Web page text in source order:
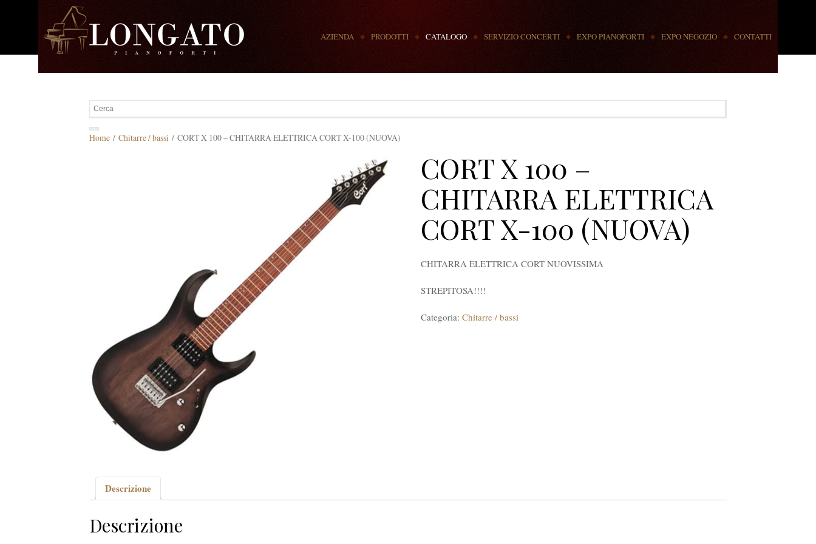
AZIENDA PRODOTTI CATALOGO SERVIZIO CONCERTI EXPO PIANOFORTI EXPO NEGOZIO CONTATTI
Home / Chitarre / bassi / CORT X 100 – CHITARRA ELETTRICA CORT X-100 (NUOVA)
CORT X 100 –
CHITARRA ELETTRICA
CORT X-100 (NUOVA)
CHITARRA ELETTRICA CORT NUOVISSIMA
STREPITOSA!!!!
Categoria: Chitarre / bassi
Descrizione
Descrizione